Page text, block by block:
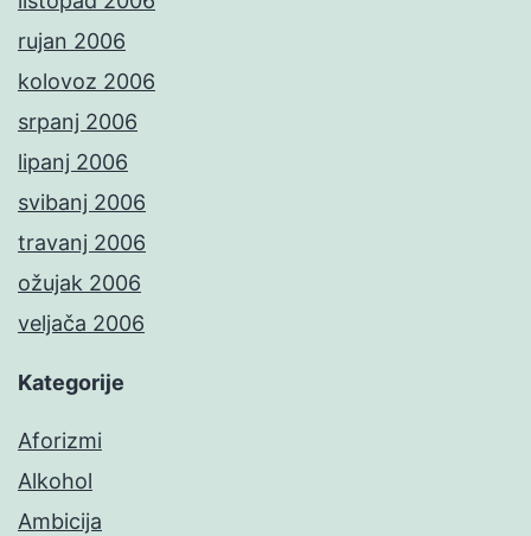
rujan 2006
kolovoz 2006
srpanj 2006
lipanj 2006
svibanj 2006
travanj 2006
ožujak 2006
veljača 2006
Kategorije
Aforizmi
Alkohol
Ambicija